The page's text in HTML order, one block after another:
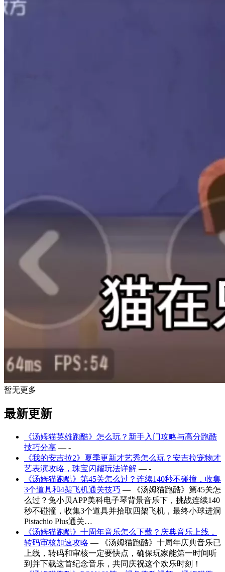
暂无更多
最新更新
《汤姆猫英雄跑酷》怎么玩？新手入门攻略与高分跑酷
技巧分享 — -
《我的安吉拉2》夏季更新才艺秀怎么玩？安吉拉宠物才
艺表演攻略，珠宝闪耀玩法详解 — -
《汤姆猫跑酷》第45关怎么过？连续140秒不碰撞，收集
3个道具和4架飞机通关技巧 — 《汤姆猫跑酷》第45关怎
么过？兔小贝APP美科电子琴背景音乐下，挑战连续140
秒不碰撞，收集3个道具并拾取四架飞机，最终小球进洞
Pistachio Plus通关…
《汤姆猫跑酷》十周年音乐怎么下载？庆典音乐上线，
转码审核加速攻略 — 《汤姆猫跑酷》十周年庆典音乐已
上线，转码和审核一定要快点，确保玩家能第一时间听
到并下载这首纪念音乐，共同庆祝这个欢乐时刻！